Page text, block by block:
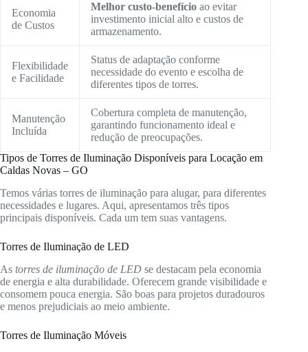
Economia
de Custos
Melhor custo-benefício ao evitar
investimento inicial alto e custos de
armazenamento.
Flexibilidade
e Facilidade
Status de adaptação conforme
necessidade do evento e escolha de
diferentes tipos de torres.
Manutenção
Incluída
Cobertura completa de manutenção,
garantindo funcionamento ideal e
redução de preocupações.
Tipos de Torres de Iluminação Disponíveis para Locação em
Caldas Novas – GO
Temos várias torres de iluminação para alugar, para diferentes
necessidades e lugares. Aqui, apresentamos três tipos
principais disponíveis. Cada um tem suas vantagens.
Torres de Iluminação de LED
As torres de iluminação de LED se destacam pela economia
de energia e alta durabilidade. Oferecem grande visibilidade e
consomem pouca energia. São boas para projetos duradouros
e menos prejudiciais ao meio ambiente.
Torres de Iluminação Móveis